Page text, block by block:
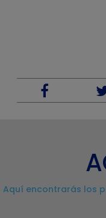
Aquí encontrarás los